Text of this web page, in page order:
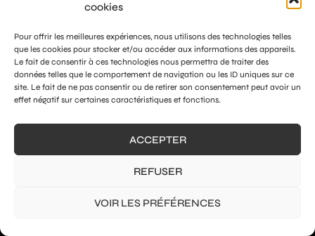
cookies
Pour offrir les meilleures expériences, nous utilisons des technologies telles
que les cookies pour stocker et/ou accéder aux informations des appareils.
Le fait de consentir à ces technologies nous permettra de traiter des
données telles que le comportement de navigation ou les ID uniques sur ce
site. Le fait de ne pas consentir ou de retirer son consentement peut avoir un
effet négatif sur certaines caractéristiques et fonctions.
ACCEPTER
REFUSER
VOIR LES PRÉFÉRENCES